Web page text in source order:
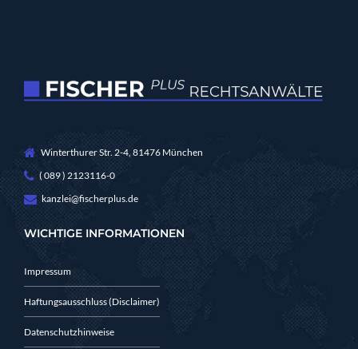
Winterthurer Str. 2-4, 81476 München
( 089 ) 2123116-0
kanzlei@fischerplus.de
WICHTIGE INFORMATIONEN
Impressum
Haftungsausschluss (Disclaimer)
Datenschutzhinweise